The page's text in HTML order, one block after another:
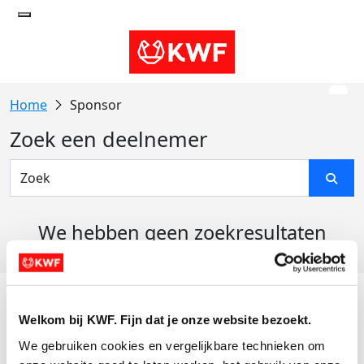
Welkom bij KWF. Fijn dat je onze website bezoekt.
We gebruiken cookies en vergelijkbare technieken om
Sponsor
Zoek een deelnemer
We hebben geen zoekresultaten
Actiematerialen
Evenementen